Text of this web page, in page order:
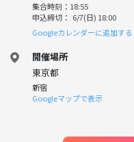
集合時刻：18:55
申込締切： 6/7(日) 18:00
Googleカレンダーに追加する
開催場所
東京都
新宿
Googleマップで表示